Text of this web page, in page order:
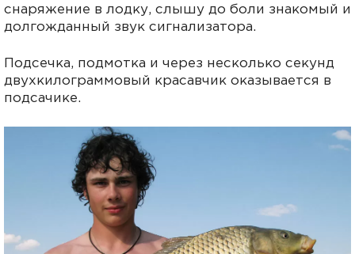
снаряжение в лодку, слышу до боли знакомый и
долгожданный звук сигнализатора.
Подсечка, подмотка и через несколько секунд
двухкилограммовый красавчик оказывается в
подсачике.